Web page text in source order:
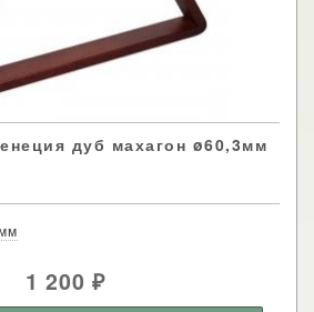
дуб махагон ø60,3мм
1 200₽